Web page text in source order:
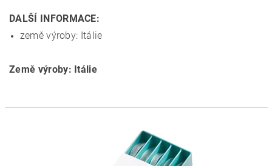
DALŠÍ INFORMACE:
země výroby: Itálie
Země výroby: Itálie